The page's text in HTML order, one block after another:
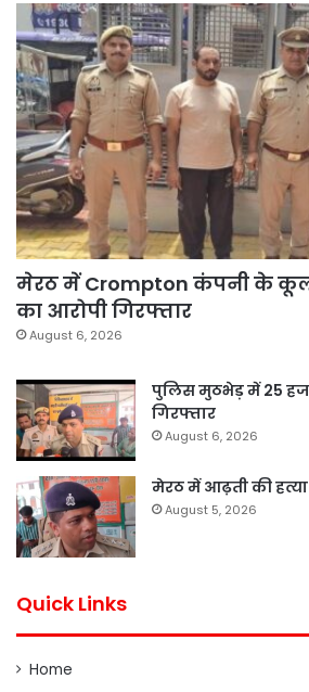
मेरठ में Crompton कंपनी के
का आरोपी गिरफ्तार
August 6, 2026
पुलिस मुठभेड़ में 25
गिरफ्तार
August 6, 2026
मेरठ में आढ़ती की
August 5, 2026
Quick Links
Home